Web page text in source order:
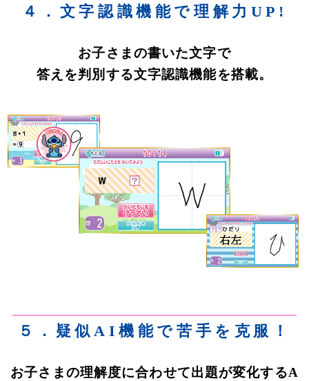
４．文字認識機能で理解力UP!
お子さまの書いた文字で
答えを判別する文字認識機能を搭載。
５．疑似AI機能で苦手を克服！
お子さまの理解度に合わせて出題が変化するA